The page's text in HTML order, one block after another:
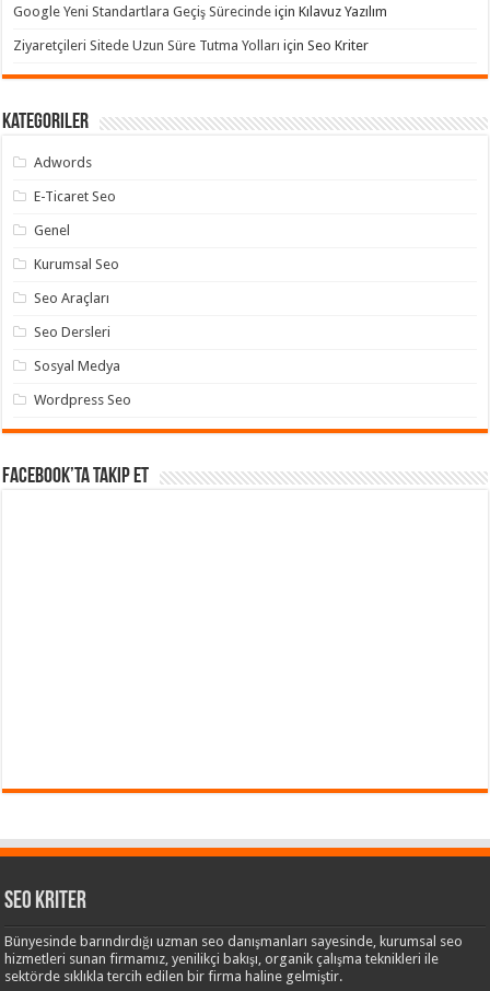
Google Yeni Standartlara Geçiş Sürecinde içinKılavuz Yazılım
Ziyaretçileri Sitede Uzun Süre Tutma Yolları içinSeo Kriter
Kategoriler
Adwords
E-Ticaret Seo
Genel
Kurumsal Seo
Seo Araçları
Seo Dersleri
Sosyal Medya
Wordpress Seo
Facebook’ta takip et
Seo Kriter
Bünyesinde barındırdığı uzman seo danışmanları sayesinde, kurumsal seo
hizmetleri sunan firmamız, yenilikçi bakışı, organik çalışma teknikleri ile
sektörde sıklıkla tercih edilen bir firma haline gelmiştir.